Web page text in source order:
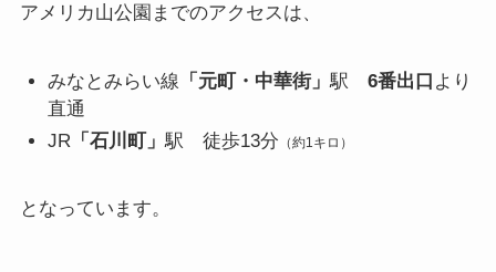
アメリカ山公園までのアクセスは、
みなとみらい線 「元町・中華街」駅6番出口 より
直通
JR 「石川町」駅 徒歩13分 （約1キロ）
となっています。